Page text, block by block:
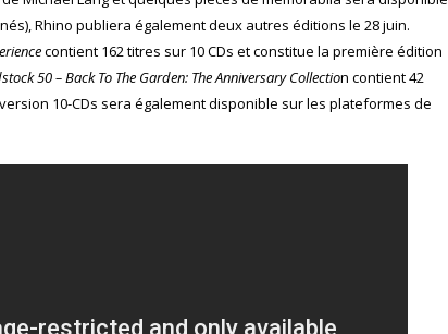
Rhino publiera également deux autres éditions le 28 juin.
contient 162 titres sur 10 CDs et constitue la première édition
50 – Back To The Garden: The Anniversary Collection contient 42
10-CDs sera également disponible sur les plateformes de